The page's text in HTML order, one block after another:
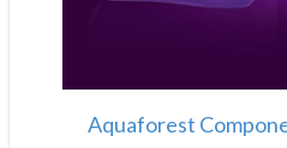
Aquaforest